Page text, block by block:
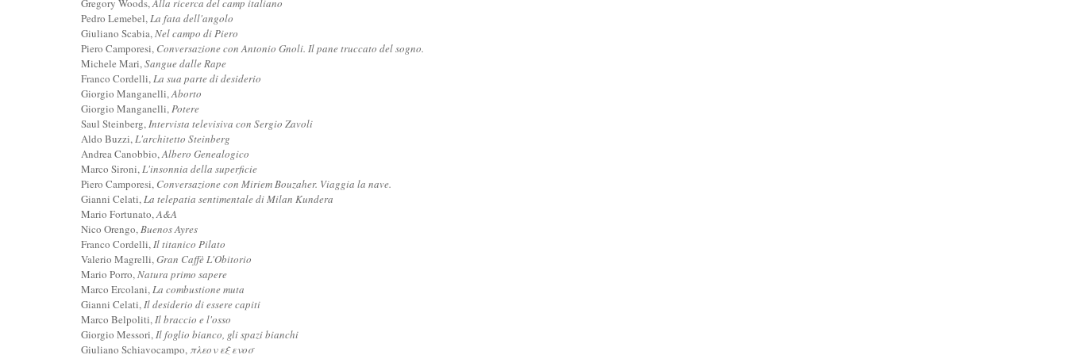
Gregory Woods,Alla ricerca del camp italiano
Pedro Lemebel,La fata dell'angolo
Giuliano Scabia,Nel campo di Piero
Piero Camporesi, Conversazione con Antonio Gnoli. Il pane truccato del sogno.
Michele Mari,Sangue dalle Rape
Franco Cordelli,La sua parte di desiderio
Giorgio Manganelli,Aborto
Giorgio Manganelli,Potere
Saul Steinberg,Intervista televisiva con Sergio Zavoli
Aldo Buzzi,L'architetto Steinberg
Andrea Canobbio,Albero Genealogico
Marco Sironi,L'insonnia della superficie
Piero Camporesi, Conversazione con Miriem Bouzaher. Viaggia la nave.
Gianni Celati,La telepatia sentimentale di Milan Kundera
Mario Fortunato,A&A
Nico Orengo,Buenos Ayres
Franco Cordelli,Il titanico Pilato
Valerio Magrelli,Gran Caffè L'Obitorio
Mario Porro,Natura primo sapere
Marco Ercolani,La combustione muta
Gianni Celati,Il desiderio di essere capiti
Marco Belpoliti,Il braccio e l'osso
Giorgio Messori,Il foglio bianco, gli spazi bianchi
Giuliano Schiavocampo,πλεον εξ ενοσ